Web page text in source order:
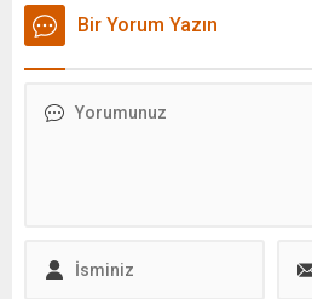
işlenecek?” gibi soruların
yanıtlarını merak ediyor.
Bayramı nedeniyle eğitimle
Bir Yorum Yazın